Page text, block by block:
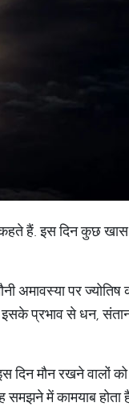
कहते हैं. इस दिन कुछ
अमावस्या पर
प्रभाव से धन,
मौन रखने वालों को
में कामयाब होता